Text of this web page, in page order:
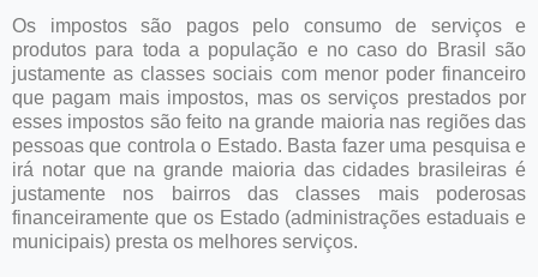
Os impostos são pagos pelo consumo de serviços e
produtos para toda a população e no caso do Brasil são
justamente as classes sociais com menor poder financeiro
que pagam mais impostos, mas os serviços prestados por
esses impostos são feito na grande maioria nas regiões das
pessoas que controla o Estado. Basta fazer uma pesquisa e
irá notar que na grande maioria das cidades brasileiras é
justamente nos bairros das classes mais poderosas
financeiramente que os Estado (administrações estaduais e
municipais) presta os melhores serviços.